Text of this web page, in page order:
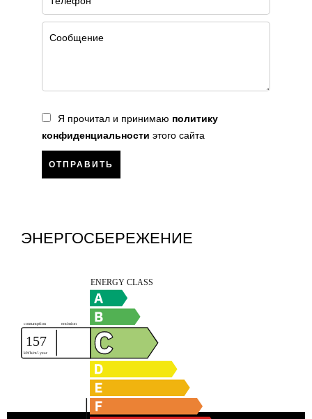
Я прочитал и принимаю политику
конфиденциальности этого сайта
ОТПРАВИТЬ
ЭНЕРГОСБЕРЕЖЕНИЕ